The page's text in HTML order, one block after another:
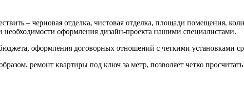
– черновая отделка, чистовая отделка, площади помещения,
оформления дизайн-проекта нашими специалистами.
оформления договорных отношений с четкими установками
ремонт квартиры под ключ за метр, позволяет четко